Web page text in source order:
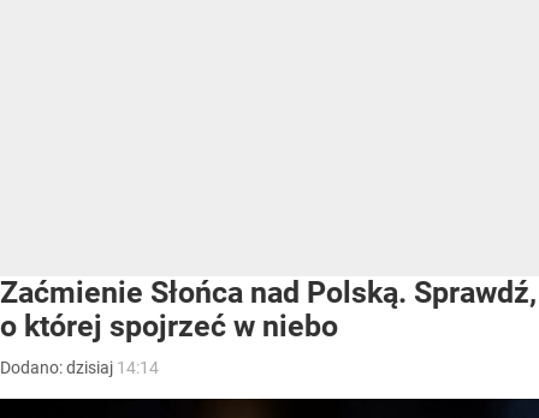
Zaćmienie Słońca nad Polską. Sprawdź,
o której spojrzeć w niebo
Dodano:dzisiaj 14:14